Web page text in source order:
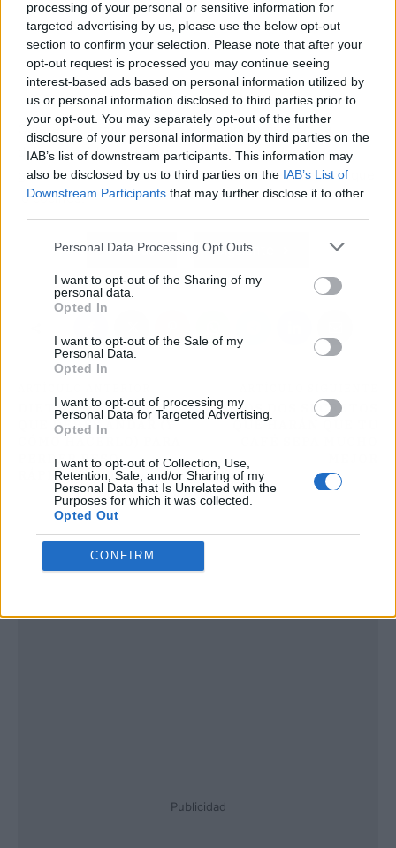
processing of your personal or sensitive information for
targeted advertising by us, please use the below opt-out
section to confirm your selection. Please note that after your
opt-out request is processed you may continue seeing
interest-based ads based on personal information utilized by
us or personal information disclosed to third parties prior to
your opt-out. You may separately opt-out of the further
disclosure of your personal information by third parties on the
IAB’s list of downstream participants. This information may
also be disclosed by us to third parties on the IAB’s List of
Downstream Participants that may further disclose it to other
Personal Data Processing Opt Outs
I want to opt-out of the Sharing of my
personal data.
Opted In
I want to opt-out of the Sale of my
Personal Data.
Opted In
I want to opt-out of processing my
Personal Data for Targeted Advertising.
Opted In
I want to opt-out of Collection, Use,
Retention, Sale, and/or Sharing of my
Personal Data that Is Unrelated with the
Purposes for which it was collected.
Opted Out
CONFIRM
Quiere decir que, al tener estos alimentos en casa,
deberás cuidar en todo momento la congelación y
garantizar una buena temperatura en la nevera hasta que
lo cocines.
Atrás Siguiente
DIETA: ESTO ES LO
QUE DEBES ANDAR (Y
CÓMO HACERLO) PARA
PERDER PESO
RÁPIDAMENTE
LOS DOS SECRETOS
QUE HARÁN QUE TU
Publicidad